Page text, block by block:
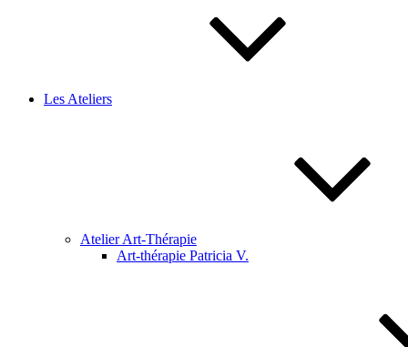
Les Ateliers
Atelier Art-Thérapie
Art-thérapie Patricia V.